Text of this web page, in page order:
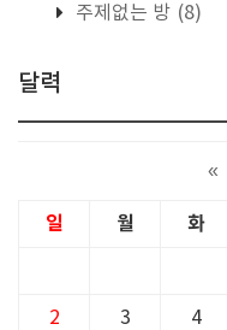
주제없는 방 (8)
달력
«
일 월 화
2 3 4